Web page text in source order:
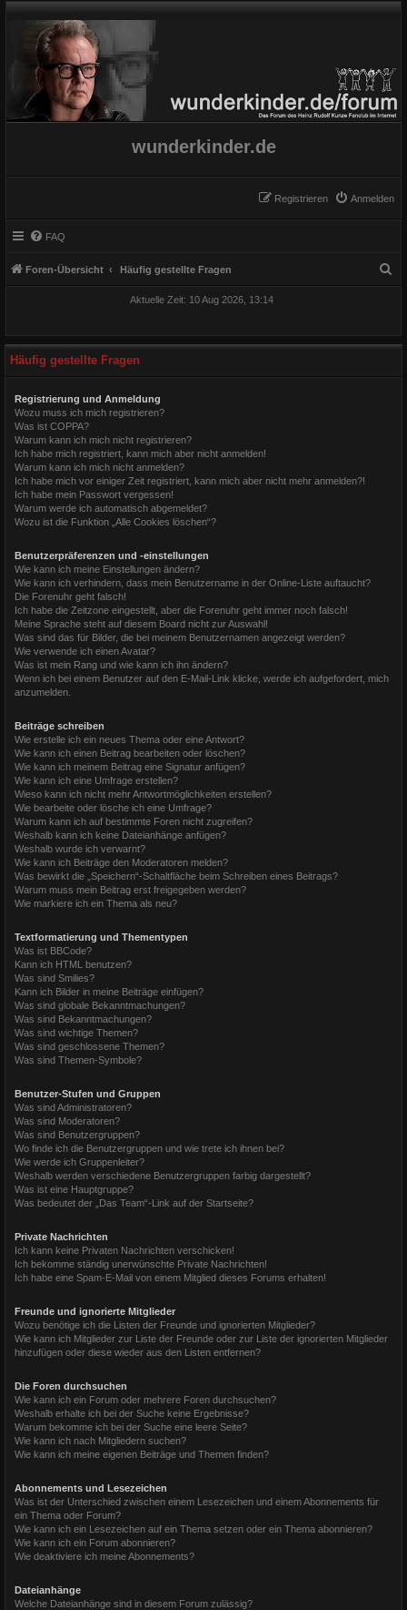
wunderkinder.de
Anmelden
Registrieren
FAQ
Foren-Übersicht Häufig gestellte Fragen
Aktuelle Zeit: 10 Aug 2026, 13:14
Häufig gestellte Fragen
Registrierung und Anmeldung
Wozu muss ich mich registrieren?
Was ist COPPA?
Warum kann ich mich nicht registrieren?
Ich habe mich registriert, kann mich aber nicht anmelden!
Warum kann ich mich nicht anmelden?
Ich habe mich vor einiger Zeit registriert, kann mich aber nicht mehr anmelden?!
Ich habe mein Passwort vergessen!
Warum werde ich automatisch abgemeldet?
Wozu ist die Funktion „Alle Cookies löschen“?
Benutzerpräferenzen und -einstellungen
Wie kann ich meine Einstellungen ändern?
Wie kann ich verhindern, dass mein Benutzername in der Online-Liste auftaucht?
Die Forenuhr geht falsch!
Ich habe die Zeitzone eingestellt, aber die Forenuhr geht immer noch falsch!
Meine Sprache steht auf diesem Board nicht zur Auswahl!
Was sind das für Bilder, die bei meinem Benutzernamen angezeigt werden?
Wie verwende ich einen Avatar?
Was ist mein Rang und wie kann ich ihn ändern?
Wenn ich bei einem Benutzer auf den E-Mail-Link klicke, werde ich aufgefordert, mich
anzumelden.
Beiträge schreiben
Wie erstelle ich ein neues Thema oder eine Antwort?
Wie kann ich einen Beitrag bearbeiten oder löschen?
Wie kann ich meinem Beitrag eine Signatur anfügen?
Wie kann ich eine Umfrage erstellen?
Wieso kann ich nicht mehr Antwortmöglichkeiten erstellen?
Wie bearbeite oder lösche ich eine Umfrage?
Warum kann ich auf bestimmte Foren nicht zugreifen?
Weshalb kann ich keine Dateianhänge anfügen?
Weshalb wurde ich verwarnt?
Wie kann ich Beiträge den Moderatoren melden?
Was bewirkt die „Speichern“-Schaltfläche beim Schreiben eines Beitrags?
Warum muss mein Beitrag erst freigegeben werden?
Wie markiere ich ein Thema als neu?
Textformatierung und Thementypen
Was ist BBCode?
Kann ich HTML benutzen?
Was sind Smilies?
Kann ich Bilder in meine Beiträge einfügen?
Was sind globale Bekanntmachungen?
Was sind Bekanntmachungen?
Was sind wichtige Themen?
Was sind geschlossene Themen?
Was sind Themen-Symbole?
Benutzer-Stufen und Gruppen
Was sind Administratoren?
Was sind Moderatoren?
Was sind Benutzergruppen?
Wo finde ich die Benutzergruppen und wie trete ich ihnen bei?
Wie werde ich Gruppenleiter?
Weshalb werden verschiedene Benutzergruppen farbig dargestellt?
Was ist eine Hauptgruppe?
Was bedeutet der „Das Team“-Link auf der Startseite?
Private Nachrichten
Ich kann keine Privaten Nachrichten verschicken!
Ich bekomme ständig unerwünschte Private Nachrichten!
Ich habe eine Spam-E-Mail von einem Mitglied dieses Forums erhalten!
Freunde und ignorierte Mitglieder
Wozu benötige ich die Listen der Freunde und ignorierten Mitglieder?
Wie kann ich Mitglieder zur Liste der Freunde oder zur Liste der ignorierten Mitglieder
hinzufügen oder diese wieder aus den Listen entfernen?
Die Foren durchsuchen
Wie kann ich ein Forum oder mehrere Foren durchsuchen?
Weshalb erhalte ich bei der Suche keine Ergebnisse?
Warum bekomme ich bei der Suche eine leere Seite?
Wie kann ich nach Mitgliedern suchen?
Wie kann ich meine eigenen Beiträge und Themen finden?
Abonnements und Lesezeichen
Was ist der Unterschied zwischen einem Lesezeichen und einem Abonnements für
ein Thema oder Forum?
Wie kann ich ein Lesezeichen auf ein Thema setzen oder ein Thema abonnieren?
Wie kann ich ein Forum abonnieren?
Wie deaktiviere ich meine Abonnements?
Dateianhänge
Welche Dateianhänge sind in diesem Forum zulässig?